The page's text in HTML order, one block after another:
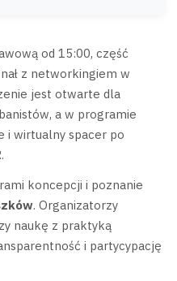
od 15:00, część
z networkingiem w
jest otwarte dla
a w programie
i wirtualny spacer po
koncepcji i poznanie
. Organizatorzy
naukę z praktyką
i partycypację